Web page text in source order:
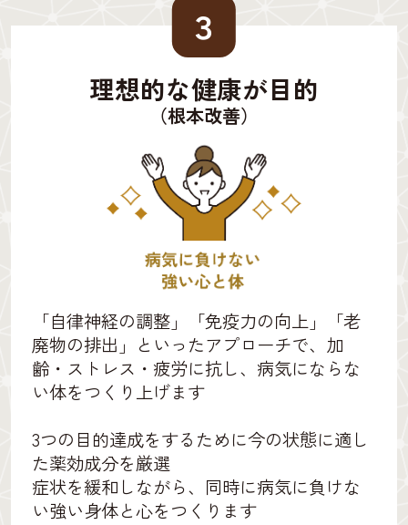
３
理想的な健康が目的
（根本改善）
「自律神経の調整」「免疫力の向上」「老
廃物の排出」といったアプローチで、加
齢・ストレス・疲労に抗し、病気にならな
い体をつくり上げます
3つの目的達成をするために今の状態に適し
た薬効成分を厳選
症状を緩和しながら、同時に病気に負けな
い強い身体と心をつくります